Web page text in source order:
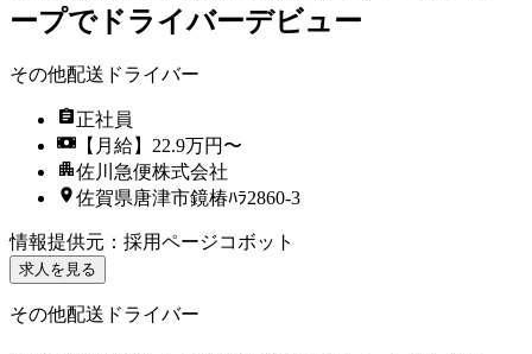
ープでドライバーデビュー
その他配送ドライバー
正社員
【月給】22.9万円〜
佐川急便株式会社
佐賀県唐津市鏡椿ﾊﾗ2860-3
情報提供元 ： 採用ページコボット
求人を見る
その他配送ドライバー